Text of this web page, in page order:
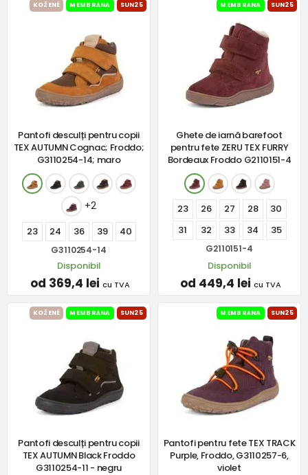
KOŽENÉ MEMBRÁNA SUN25
Pantofi desculți pentru copii
TEX AUTUMN Cognac; Froddo;
G3110254-14; maro
+2
23 24 36 39 40
G3110254-14
Disponibil
od 369,4 lei cu TVA
MEMBRÁNA SUN25
Ghete de iarnă barefoot
pentru fete ZERU TEX FURRY
Bordeaux Froddo G2110151-4
23 26 27 28
30
31
32 33 34 35
G2110151-4
Disponibil
od 449,4 lei cu TVA
KOŽENÉ MEMBRÁNA SUN25
Pantofi desculți pentru copii
TEX AUTUMN Black Froddo
G3110254-11 - negru
MEMBRÁNA SUN25
Pantofi pentru fete TEX TRACK
Purple, Froddo, G3110257-6,
violet